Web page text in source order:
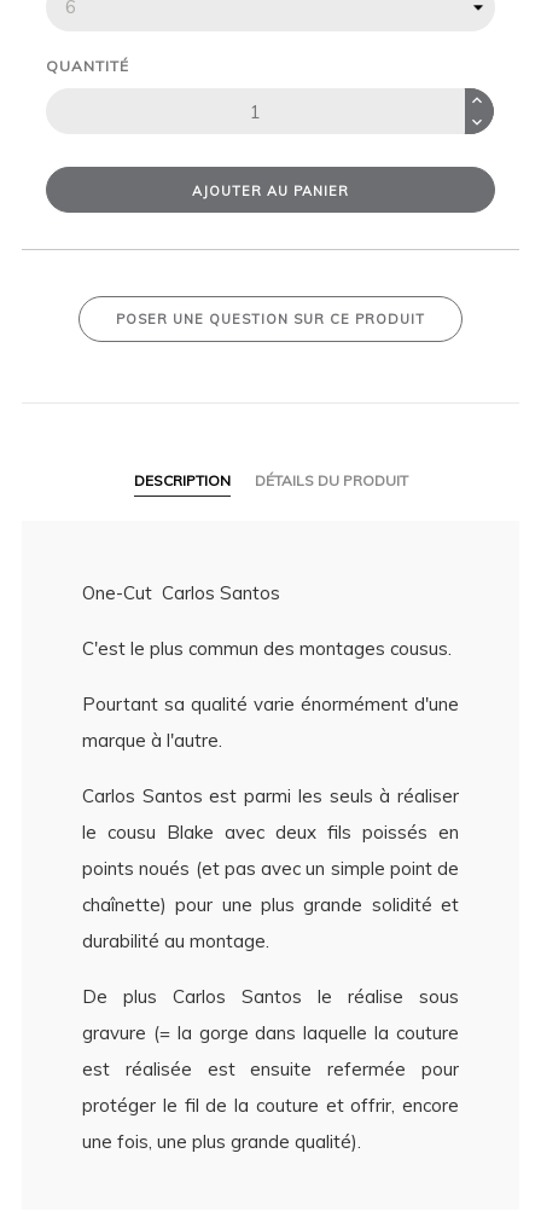
QUANTITÉ
AJOUTER AU PANIER
POSER UNE QUESTION SUR CE PRODUIT
DESCRIPTION DÉTAILS DU PRODUIT
One-Cut Carlos Santos
C'est le plus commun des montages cousus.
Pourtant sa qualité varie énormément d'une
marque à l'autre.
Carlos Santos est parmi les seuls à réaliser
le cousu Blake avec deux fils poissés en
points noués (et pas avec un simple point de
chaînette) pour une plus grande solidité et
durabilité au montage.
De plus Carlos Santos le réalise sous
gravure (= la gorge dans laquelle la couture
est réalisée est ensuite refermée pour
protéger le fil de la couture et offrir, encore
une fois, une plus grande qualité).